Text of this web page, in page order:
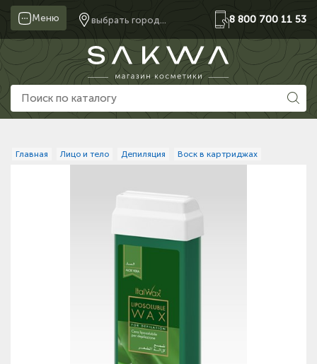
Меню выбрать город... 8 800 700 11 53
Главная Лицо и тело Депиляция Воск в картриджах